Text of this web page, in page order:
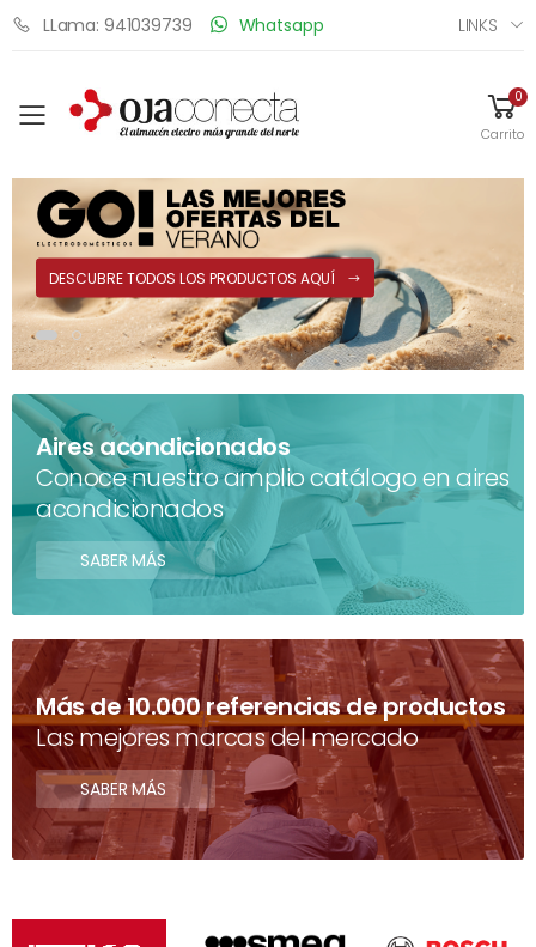
LLama: 941039739 Whatsapp LINKS
Toggle mobile menu
0
Carrito
DESCUBRE TODOS LOS PRODUCTOS AQUÍ
Aires acondicionados
Conoce nuestro amplio catálogo en aires
acondicionados
SABER MÁS
Más de 10.000 referencias de productos
Las mejores marcas del mercado
SABER MÁS